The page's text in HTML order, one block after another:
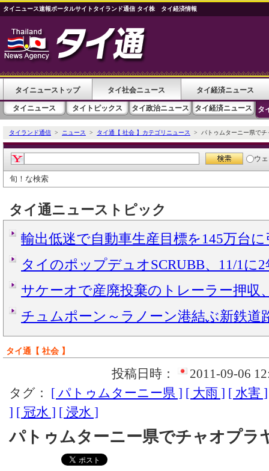
タイニュース速報ポータルサイトタイランド通信 タイ株 タイ経済情報
タイニューストップ タイ社会ニュース タイ経済ニュース
タイニュース タイトピックス タイ政治ニュース タイ経済ニュース タ
タイランド通信 > ニュース > タイ通【 社会 】カテゴリニュース > パトゥムターニー県でチ
ウ
旬！な検索
タイ通ニューストピック
輸出低迷で自動車生産目標を145万台
タイのポップデュオSCRUBB、11/1に
サケーオで産廃投棄のトレーラー押収
チュムポーン～ラノーン港結ぶ新鉄道
タイ通【 社会 】
投稿日時：
2011-09-06
タグ： [ パトゥムターニー県 ] [ 大雨 ] [ 水害 ]
] [ 冠水 ] [ 浸水 ]
パトゥムターニー県でチャオプラ